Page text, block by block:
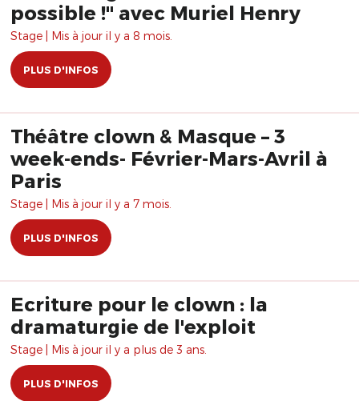
possible !" avec Muriel Henry
Stage | Mis à jour il y a 8 mois.
PLUS D'INFOS
Théâtre clown & Masque – 3
week-ends- Février-Mars-Avril à
Paris
Stage | Mis à jour il y a 7 mois.
PLUS D'INFOS
Ecriture pour le clown : la
dramaturgie de l'exploit
Stage | Mis à jour il y a plus de 3 ans.
PLUS D'INFOS